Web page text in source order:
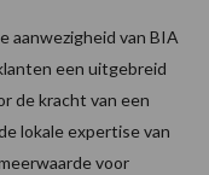
aanwezigheid van BIA
een uitgebreid
de kracht van een
lokale expertise van
voor